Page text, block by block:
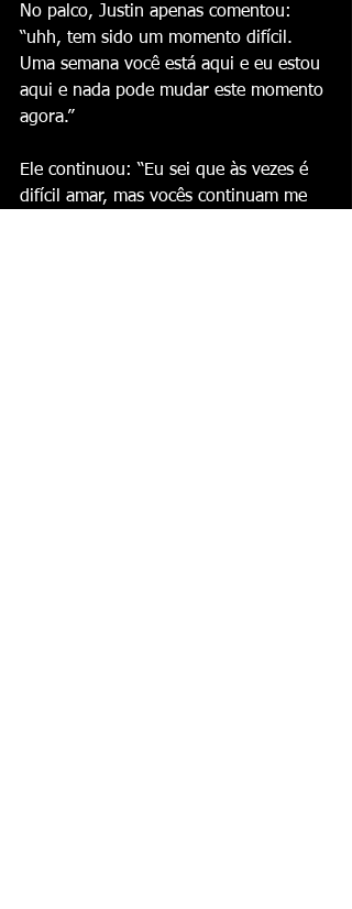
No palco, Justin apenas comentou:
“uhh, tem sido um momento difícil.
Uma semana você está aqui e eu estou
aqui e nada pode mudar este momento
agora.”
Ele continuou: “Eu sei que às vezes é
difícil amar, mas vocês continuam me